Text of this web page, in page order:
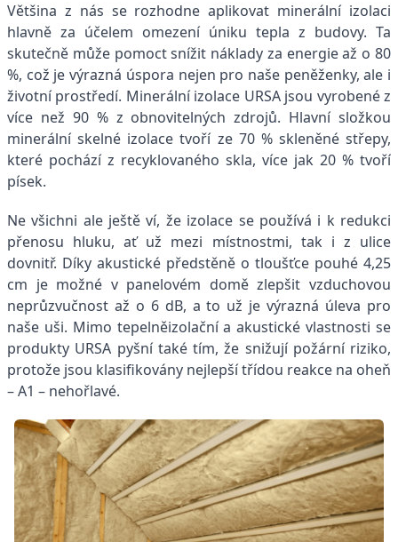
Většina z nás se rozhodne aplikovat minerální izolaci
hlavně za účelem omezení úniku tepla z budovy. Ta
skutečně může pomoct snížit náklady za energie až o 80
%, což je výrazná úspora nejen pro naše peněženky, ale i
životní prostředí. Minerální izolace URSA jsou vyrobené z
více než 90 % z obnovitelných zdrojů. Hlavní složkou
minerální skelné izolace tvoří ze 70 % skleněné střepy,
které pochází z recyklovaného skla, více jak 20 % tvoří
písek.
Ne všichni ale ještě ví, že izolace se používá i k redukci
přenosu hluku, ať už mezi místnostmi, tak i z ulice
dovnitř. Díky akustické předstěně o tloušťce pouhé 4,25
cm je možné v panelovém domě zlepšit vzduchovou
neprůzvučnost až o 6 dB, a to už je výrazná úleva pro
naše uši. Mimo tepelněizolační a akustické vlastnosti se
produkty URSA pyšní také tím, že snižují požární riziko,
protože jsou klasifikovány nejlepší třídou reakce na oheň
– A1 – nehořlavé.